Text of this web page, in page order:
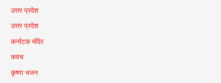
उत्तर प्रदेश
उत्तर प्रदेश
कर्नाटक मंदिर
कवच
कृष्णा भजन